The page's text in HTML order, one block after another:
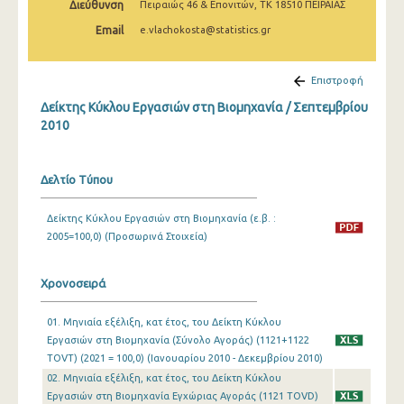
Φεβρουαρίου 2025
Νοεμβρίου 2024
Σεπτεμβρίου 2024
Ιουλίου 2024
Μαΐου 2024
Απριλίου 2024
Μαρτίου 2024
Διεύθυνση Πειραιώς 46 & Επονιτών, ΤΚ 18510 ΠΕΙΡΑΙΑΣ
Email e.vlachokosta@statistics.gr
Επιστροφή
Δείκτης Κύκλου Εργασιών στη Βιομηχανία / Σεπτεμβρίου
2010
Δελτίο Τύπου
Δείκτης Κύκλου Εργασιών στη Βιομηχανία (ε.β. :
2005=100,0) (Προσωρινά Στοιχεία)
Χρονοσειρά
01. Μηνιαία εξέλιξη, κατ έτος, του Δείκτη Κύκλου
Εργασιών στη Βιομηχανία (Σύνολο Αγοράς) (1121+1122
TOVT) (2021 = 100,0) (Ιανουαρίου 2010 - Δεκεμβρίου 2010)
02. Μηνιαία εξέλιξη, κατ έτος, του Δείκτη Κύκλου
Εργασιών στη Βιομηχανία Εγχώριας Αγοράς (1121 TOVD)